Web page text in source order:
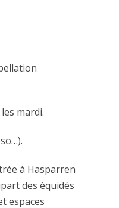
mardi.
à Hasparren
des équidés
espaces